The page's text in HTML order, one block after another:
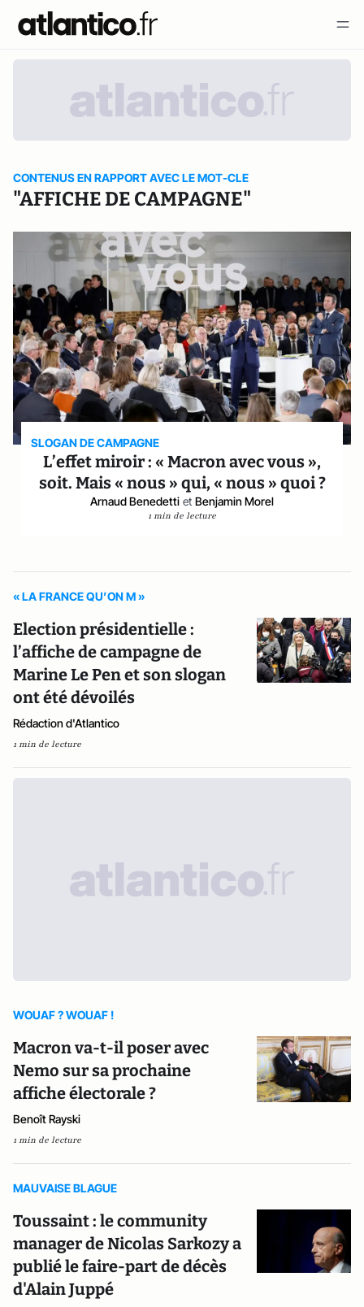
CONTENUS EN RAPPORT AVEC LE MOT-CLE
"AFFICHE DE CAMPAGNE"
SLOGAN DE CAMPAGNE
L’effet miroir : « Macron avec vous »,
soit. Mais « nous » qui, « nous » quoi ?
Arnaud Benedetti et Benjamin Morel
1 min de lecture
« LA FRANCE QU’ON M »
Election présidentielle :
l’affiche de campagne de
Marine Le Pen et son slogan
ont été dévoilés
Rédaction d'Atlantico
1 min de lecture
WOUAF ? WOUAF !
Macron va-t-il poser avec
Nemo sur sa prochaine
affiche électorale ?
Benoît Rayski
1 min de lecture
MAUVAISE BLAGUE
Toussaint : le community
manager de Nicolas Sarkozy a
publié le faire-part de décès
d'Alain Juppé